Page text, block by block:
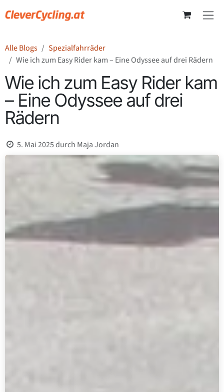
Alle Blogs
Spezialfahrräder
Wie ich zum Easy Rider kam – Eine Odyssee auf drei Rädern
Wie ich zum Easy Rider kam
– Eine Odyssee auf drei
Rädern
5. Mai 2025durch Maja Jordan